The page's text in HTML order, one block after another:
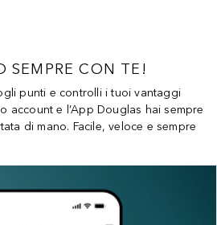
SEMPRE CON TE!
punti e controlli i tuoi vantaggi
account e l’App Douglas hai sempre
di mano. Facile, veloce e sempre